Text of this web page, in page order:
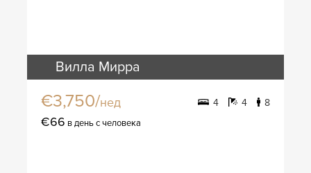
Вилла Мирра
€3,750/нед 4 4 8
€66 в день с человека